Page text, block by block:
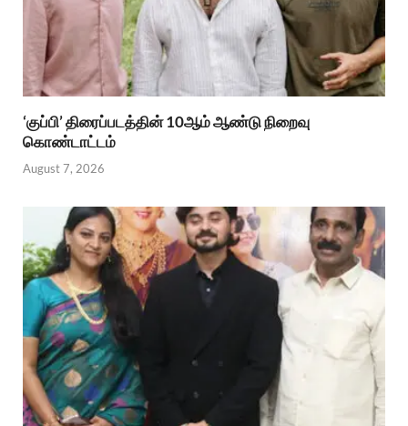
‘குப்பி’ திரைப்படத்தின் 10ஆம் ஆண்டு நிறைவு
கொண்டாட்டம்
August 7, 2026